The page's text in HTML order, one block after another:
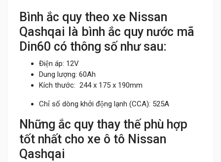
Bình ắc quy theo xe Nissan
Qashqai là bình ắc quy nước mã
Din60 có thông số như sau:
Điện áp: 12V
Dung lượng: 60Ah
Kích thước: 244 x 175 x 190mm
Chỉ số dòng khởi động lạnh (CCA): 525A
Những ắc quy thay thế phù hợp
tốt nhất cho xe ô tô Nissan
Qashqai